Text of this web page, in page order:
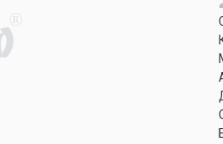
R